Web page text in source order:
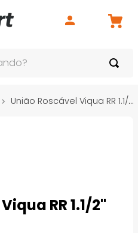
União Roscável Viqua RR 1.1/2"
RR 1.1/2"